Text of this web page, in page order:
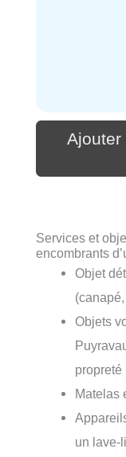
Ajouter
Services et
encombrants
Objet
Objets
propreté
Matelas
un lave-